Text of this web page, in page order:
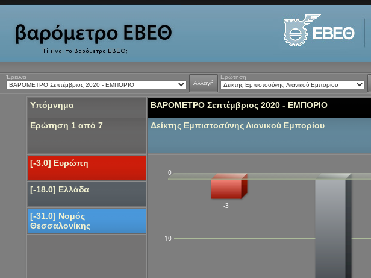
Έρευνα
Αλλαγή
Ερώτηση
Υπόμνημα
Ερώτηση 1 από 7
[-3.0] Ευρώπη
[-18.0] Ελλάδα
[-31.0] Νομός
Θεσσαλονίκης
ΒΑΡΟΜΕΤΡΟ Σεπτέμβριος 2020 - ΕΜΠΟΡΙΟ
Δείκτης Εμπιστοσύνης Λιανικού Εμπορίου
-10
0
-3